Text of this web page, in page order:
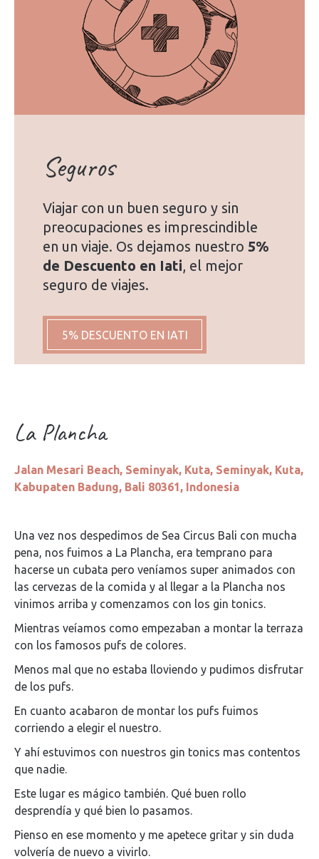
Seguros
Viajar con un buen seguro y sin
preocupaciones es imprescindible
en un viaje. Os dejamos nuestro 5%
de Descuento en Iati, el mejor
seguro de viajes.
5% DESCUENTO EN IATI
La Plancha
Jalan Mesari Beach, Seminyak, Kuta, Seminyak, Kuta,
Kabupaten Badung, Bali 80361, Indonesia
Una vez nos despedimos de Sea Circus Bali con mucha
pena, nos fuimos a La Plancha, era temprano para
hacerse un cubata pero veníamos super animados con
las cervezas de la comida y al llegar a la Plancha nos
vinimos arriba y comenzamos con los gin tonics.
Mientras veíamos como empezaban a montar la terraza
con los famosos pufs de colores.
Menos mal que no estaba lloviendo y pudimos disfrutar
de los pufs.
En cuanto acabaron de montar los pufs fuimos
corriendo a elegir el nuestro.
Y ahí estuvimos con nuestros gin tonics mas contentos
que nadie.
Este lugar es mágico también. Qué buen rollo
desprendía y qué bien lo pasamos.
Pienso en ese momento y me apetece gritar y sin duda
volvería de nuevo a vivirlo.